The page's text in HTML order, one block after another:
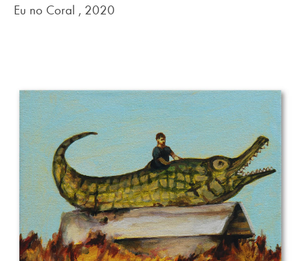
Eu no Coral , 2020